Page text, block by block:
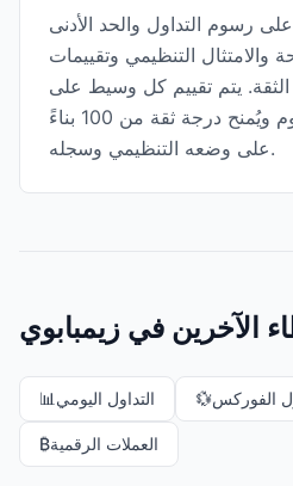
رسوم التداول والحد الأدنى
والامتثال التنظيمي وتقييمات
يتم تقييم كل وسيط على
مقياس من 1 إلى 5 نجوم ويُمنح درجة ثقة من 100 بناءً
على وضعه التنظيمي وسجله.
الآخرين في زيمبابوي
📊 التداول اليومي 💱الفوركس
₿العملات الرقمية